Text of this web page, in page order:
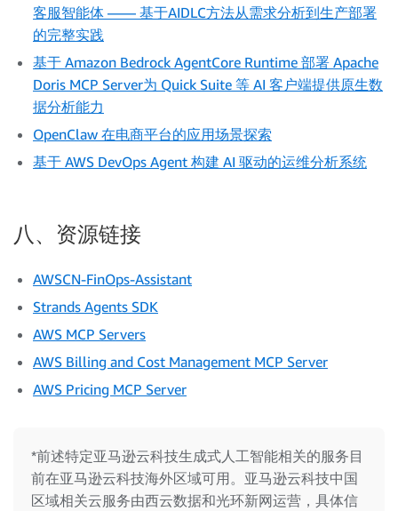
客服智能体 —— 基于AIDLC方法从需求分析到生产部署
的完整实践
基于 Amazon Bedrock AgentCore Runtime 部署 Apache
Doris MCP Server为 Quick Suite 等 AI 客户端提供原生数
据分析能力
OpenClaw 在电商平台的应用场景探索
基于 AWS DevOps Agent 构建 AI 驱动的运维分析系统
八、资源链接
AWSCN-FinOps-Assistant
Strands Agents SDK
AWS MCP Servers
AWS Billing and Cost Management MCP Server
AWS Pricing MCP Server
*前述特定亚马逊云科技生成式人工智能相关的服务目
前在亚马逊云科技海外区域可用。亚马逊云科技中国
区域相关云服务由西云数据和光环新网运营，具体信